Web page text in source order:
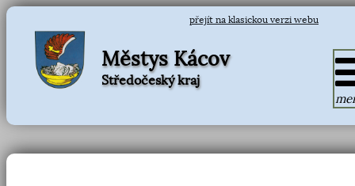
přejít na klasickou verzi webu
Městys Kácov
Středočeský kraj